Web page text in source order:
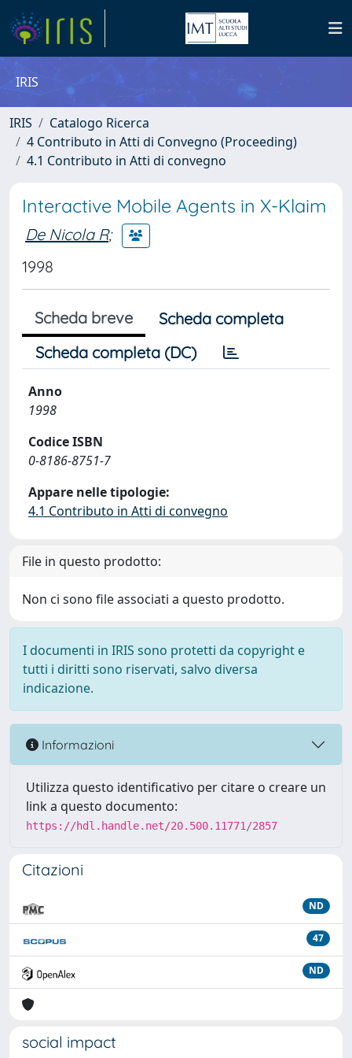
IRIS
IRIS
Catalogo Ricerca
4 Contributo in Atti di Convegno (Proceeding)
4.1 Contributo in Atti di convegno
Interactive Mobile Agents in X-Klaim
De Nicola R;
1998
Scheda breve
Scheda completa
Scheda completa (DC)
Anno
1998
Codice ISBN
0-8186-8751-7
Appare nelle tipologie:
4.1 Contributo in Atti di convegno
File in questo prodotto:
Non ci sono file associati a questo prodotto.
I documenti in IRIS sono protetti da copyright e
tutti i diritti sono riservati, salvo diversa
indicazione.
Informazioni
Utilizza questo identificativo per citare o creare un
link a questo documento:
https://hdl.handle.net/20.500.11771/2857
Citazioni
ND
47
ND
social impact